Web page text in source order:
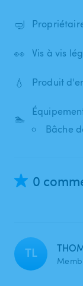
🤿
👀 Vis à vis
💧 Produit
🏊
Bâche
0
TL